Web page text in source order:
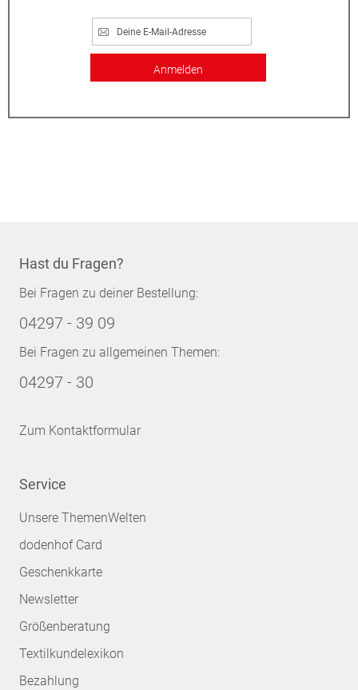
Anmelden
Hast du Fragen?
Bei Fragen zu deiner Bestellung:
04297 - 39 09
Bei Fragen zu allgemeinen Themen:
04297 - 30
Zum Kontaktformular
Service
Unsere ThemenWelten
dodenhof Card
Geschenkkarte
Newsletter
Größenberatung
Textilkundelexikon
Bezahlung